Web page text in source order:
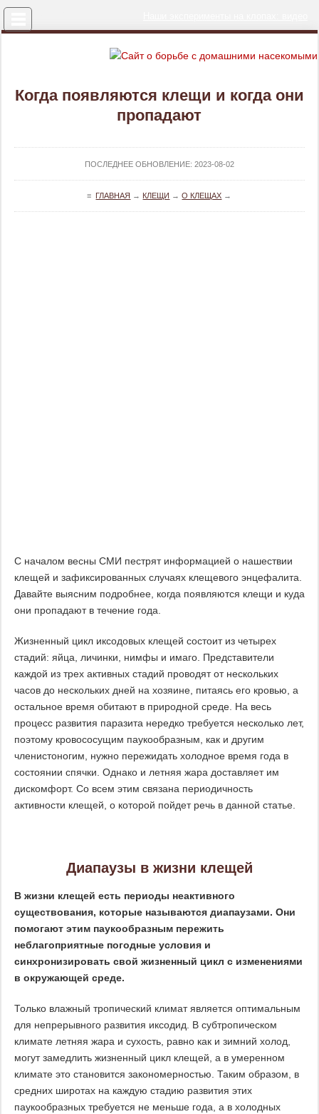
Когда появляются клещи и когда они
пропадают
ПОСЛЕДНЕЕ ОБНОВЛЕНИЕ: 2023-08-02
≡ ГЛАВНАЯ → КЛЕЩИ →О КЛЕЩАХ →
С началом весны СМИ пестрят информацией о нашествии
клещей и зафиксированных случаях клещевого энцефалита.
Давайте выясним подробнее, когда появляются клещи и куда
они пропадают в течение года.
Жизненный цикл иксодовых клещей состоит из четырех
стадий: яйца, личинки, нимфы и имаго. Представители
каждой из трех активных стадий проводят от нескольких
часов до нескольких дней на хозяине, питаясь его кровью, а
остальное время обитают в природной среде. На весь
процесс развития паразита нередко требуется несколько лет,
поэтому кровососущим паукообразным, как и другим
членистоногим, нужно пережидать холодное время года в
состоянии спячки. Однако и летняя жара доставляет им
дискомфорт. Со всем этим связана периодичность
активности клещей, о которой пойдет речь в данной статье.
Диапаузы в жизни клещей
В жизни клещей есть периоды неактивного
существования, которые называются диапаузами. Они
помогают этим паукообразным пережить
неблагоприятные погодные условия и
синхронизировать свой жизненный цикл с изменениями
в окружающей среде.
Только влажный тропический климат является оптимальным
для непрерывного развития иксодид. В субтропическом
климате летняя жара и сухость, равно как и зимний холод,
могут замедлить жизненный цикл клещей, а в умеренном
климате это становится закономерностью. Таким образом, в
средних широтах на каждую стадию развития этих
паукообразных требуется не меньше года, а в холодных